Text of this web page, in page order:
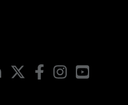
LinkedIn FacebookInstagramYouTube